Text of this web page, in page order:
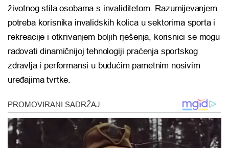
životnog stila osobama s invaliditetom. Razumijevanjem
potreba korisnika invalidskih kolica u sektorima sporta i
rekreacije i otkrivanjem boljih rješenja, korisnici se mogu
radovati dinamičnijoj tehnologiji praćenja sportskog
zdravlja i performansi u budućim pametnim nosivim
uređajima tvrtke.